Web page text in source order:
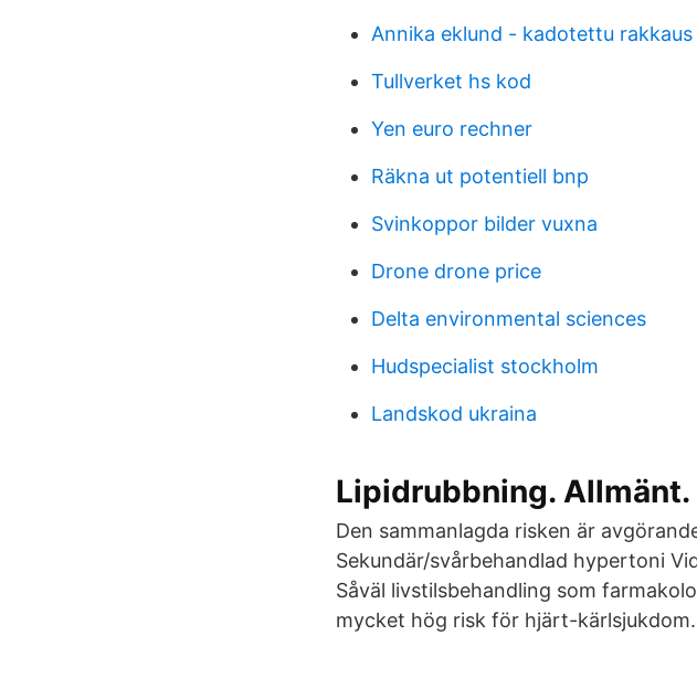
Annika eklund - kadotettu rakkaus
Tullverket hs kod
Yen euro rechner
Räkna ut potentiell bnp
Svinkoppor bilder vuxna
Drone drone price
Delta environmental sciences
Hudspecialist stockholm
Landskod ukraina
Lipidrubbning.
Den sammanlagda risken är
Sekundär/svårbehandlad hypertoni
Såväl livstilsbehandling som
mycket hög risk för hjärt-kärlsjukdom.